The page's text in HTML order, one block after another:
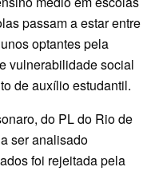
passam a estar entre
optantes pela
vulnerabilidade social
de auxílio estudantil.
do PL do Rio de
ser analisado
foi rejeitada pela